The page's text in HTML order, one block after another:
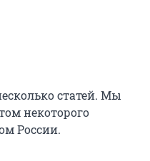
статей. Мы
некоторого
России.